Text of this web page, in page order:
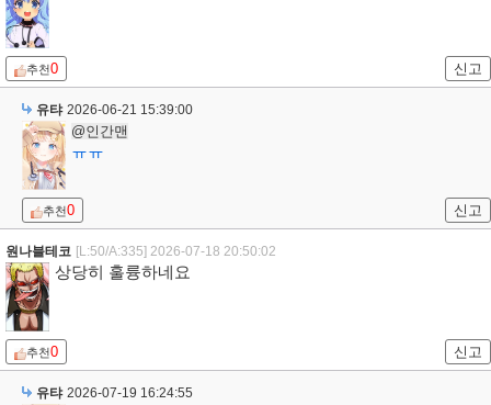
추천0 신고
유탸 2026-06-21 15:39:00
@인간맨
ㅠㅠ
추천0 신고
원나블테코 [L:50/A:335] 2026-07-18 20:50:02
상당히 훌륭하네요
추천0 신고
유탸 2026-07-19 16:24:55